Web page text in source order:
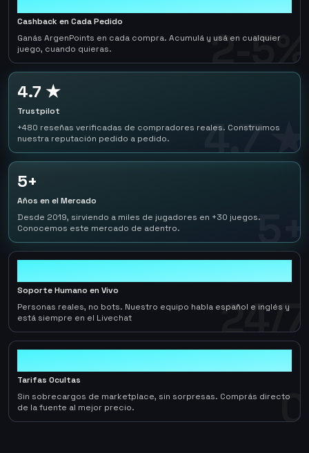
2-5%
Cashback en Cada Pedido
Ganás ArgenPoints en cada compra. Acumulá y usá en cualquier
juego, cuando quieras.
4.7 ★
4.7 ★
Trustpilot
+480 reseñas verificadas de compradores reales. Construimos
nuestra reputación pedido a pedido.
5+
5+
Años en el Mercado
Desde 2019, sirviendo a miles de jugadores en +30 juegos.
Conocemos este mercado de adentro.
24/7
Soporte Humano en Vivo
Personas reales, no bots. Nuestro equipo habla español e inglés y
está siempre en el Livechat
0
Tarifas Ocultas
Sin sobrecargos de marketplace, sin sorpresas. Comprás directo
de la fuente al mejor precio.